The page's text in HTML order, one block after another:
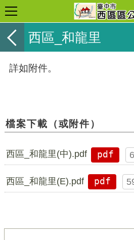
西區_和龍里
詳如附件。
檔案下載（或附件）
西區_和龍里(中).pdf pdf
西區_和龍里(E).pdf pdf